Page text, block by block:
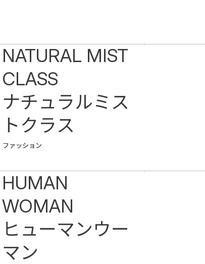
ファッション
NATURAL MIST
CLASS
ナチュラルミス
トクラス
HUMAN
WOMAN
ヒューマンウー
マン